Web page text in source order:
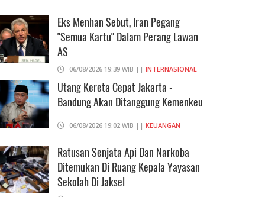
Eks Menhan Sebut, Iran Pegang
"Semua Kartu" Dalam Perang Lawan
AS
06/08/2026 19:39 WIB || INTERNASIONAL
Utang Kereta Cepat Jakarta -
Bandung Akan Ditanggung Kemenkeu
06/08/2026 19:02 WIB || KEUANGAN
Ratusan Senjata Api Dan Narkoba
Ditemukan Di Ruang Kepala Yayasan
Sekolah Di Jaksel